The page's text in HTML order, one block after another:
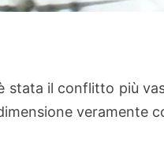
stata il conflitto più
veramente